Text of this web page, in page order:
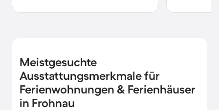
Meistgesuchte
Ausstattungsmerkmale für
Ferienwohnungen & Ferienhäuser
in Frohnau